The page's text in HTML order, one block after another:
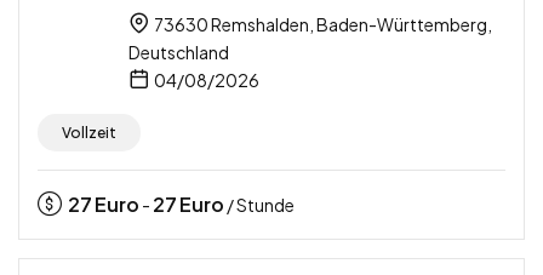
73630 Remshalden, Baden-Württemberg,
Deutschland
04/08/2026
Vollzeit
27Euro - 27Euro / Stunde